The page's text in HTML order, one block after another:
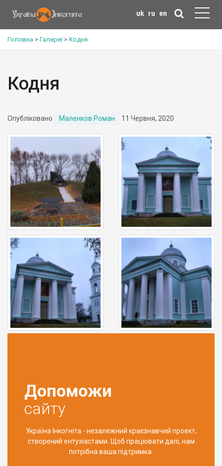
uk ru en
Головна > Галереї> Кодня
Кодня
Опубліковано Маленков Роман 11 Червня, 2020
Допоможи
сайту
Україна Інкогніта - незалежний краєзнавчий проект,
створений ентузіастами. Щоб працювати далі, нам
потрібна ваша підтримка.